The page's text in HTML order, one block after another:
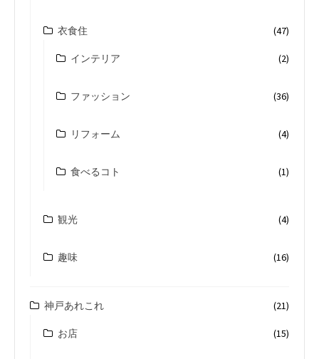
衣食住 (47)
インテリア (2)
ファッション (36)
リフォーム (4)
食べるコト (1)
観光 (4)
趣味 (16)
神戸あれこれ (21)
お店 (15)